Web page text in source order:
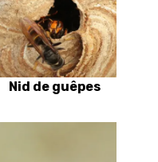
Nid de guêpes